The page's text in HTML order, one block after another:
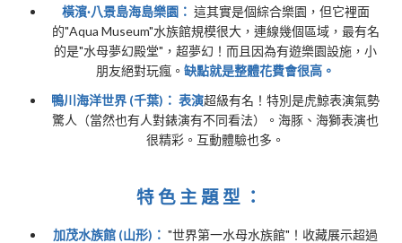
橫濱·八景島海島樂園： 這其實是個綜合樂園，但它裡面
的"Aqua Museum"水族館規模很大，連線幾個區域，最有名
的是"水母夢幻殿堂"，超夢幻！而且因為有遊樂園設施，小
朋友絕對玩瘋。缺點就是整體花費會很高。
鴨川海洋世界 (千葉)： 表演超級有名！特別是虎鯨表演氣勢
驚人（當然也有人對錶演有不同看法）。海豚、海獅表演也
很精彩。互動體驗也多。
特色主題型：
加茂水族館 (山形)： "世界第一水母水族館"！收藏展示超過